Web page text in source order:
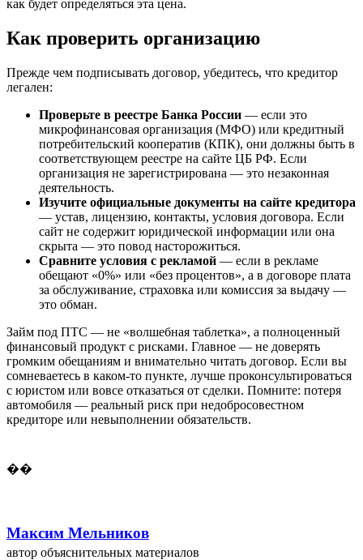
как будет определяться эта цена.
Как проверить организацию
Прежде чем подписывать договор, убедитесь, что кредитор
легален:
Проверьте в реестре Банка России — если это
микрофинансовая организация (МФО) или кредитный
потребительский кооператив (КПК), они должны быть в
соответствующем реестре на сайте ЦБ РФ. Если
организация не зарегистрирована — это незаконная
деятельность.
Изучите официальные документы на сайте кредитора
— устав, лицензию, контакты, условия договора. Если
сайт не содержит юридической информации или она
скрыта — это повод насторожиться.
Сравните условия с рекламой — если в рекламе
обещают «0%» или «без процентов», а в договоре плата
за обслуживание, страховка или комиссия за выдачу —
это обман.
Займ под ПТС — не «волшебная таблетка», а полноценный
финансовый продукт с рисками. Главное — не доверять
громким обещаниям и внимательно читать договор. Если вы
сомневаетесь в каком-то пункте, лучше проконсультироваться
с юристом или вовсе отказаться от сделки. Помните: потеря
автомобиля — реальный риск при недобросовестном
кредиторе или невыполнении обязательств.
��
Максим Мельников
автор объяснительных материалов